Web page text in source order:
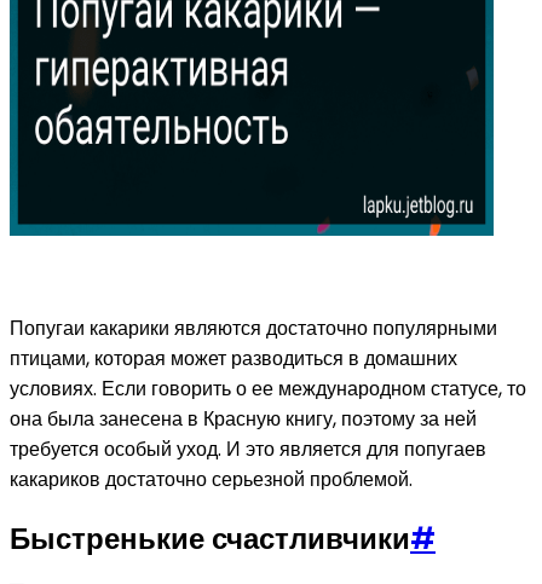
Попугаи какарики являются достаточно популярными
птицами, которая может разводиться в домашних
условиях. Если говорить о ее международном статусе, то
она была занесена в Красную книгу, поэтому за ней
требуется особый уход. И это является для попугаев
какариков достаточно серьезной проблемой.
Быстренькие счастливчики#